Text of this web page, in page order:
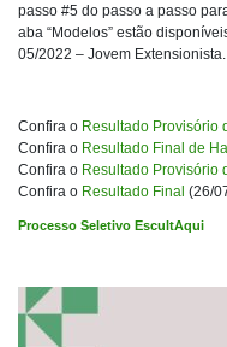
passo #5 do passo a passo
aba “Modelos” estão
05/2022 – Jovem Extensionista.
Confira o Resultado Provisório
Confira o Resultado Final de
Confira o Resultado Provisório
Confira o Resultado Final (26/
Processo Seletivo EscultAqui